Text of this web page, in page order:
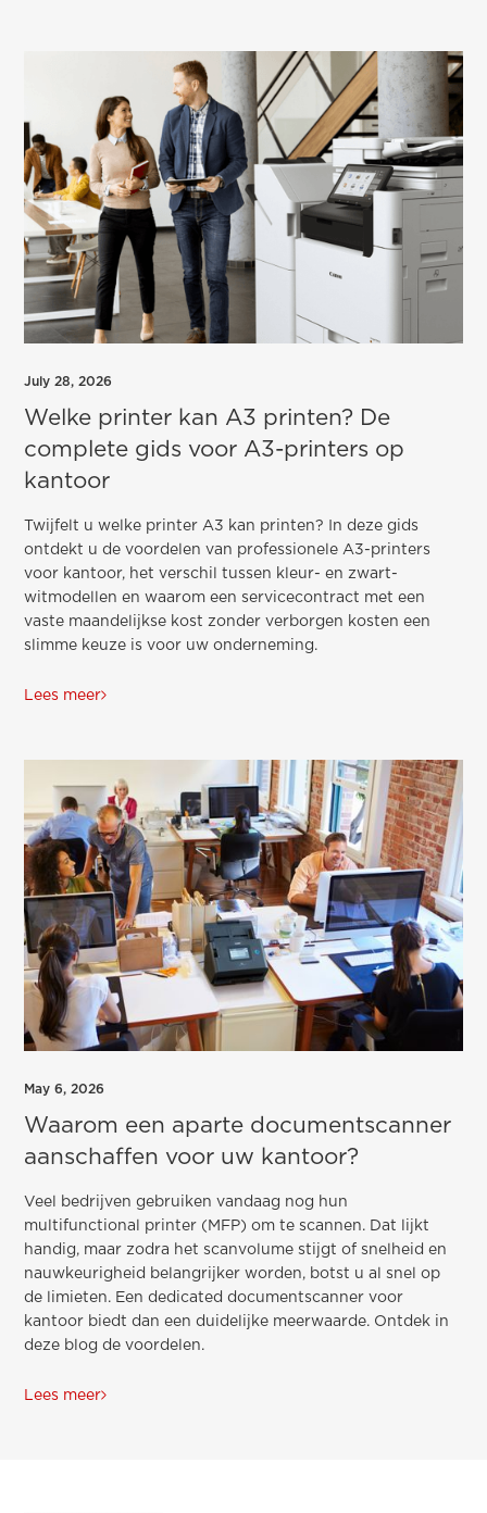
July 28, 2026
Welke printer kan A3 printen? De
complete gids voor A3-printers op
kantoor
Twijfelt u welke printer A3 kan printen? In deze gids
ontdekt u de voordelen van professionele A3-printers
voor kantoor, het verschil tussen kleur- en zwart-
witmodellen en waarom een servicecontract met een
vaste maandelijkse kost zonder verborgen kosten een
slimme keuze is voor uw onderneming.
Lees meer
May 6, 2026
Waarom een aparte documentscanner
aanschaffen voor uw kantoor?
Veel bedrijven gebruiken vandaag nog hun
multifunctional printer (MFP) om te scannen. Dat lijkt
handig, maar zodra het scanvolume stijgt of snelheid en
nauwkeurigheid belangrijker worden, botst u al snel op
de limieten. Een dedicated documentscanner voor
kantoor biedt dan een duidelijke meerwaarde. Ontdek in
deze blog de voordelen.
Lees meer